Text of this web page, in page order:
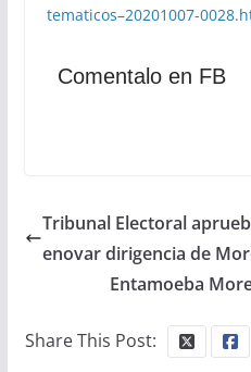
tematicos–20201007-
Comentalo en FB
Tribunal Electoral
enovar dirigencia de
Entamoeba
Share This Post: